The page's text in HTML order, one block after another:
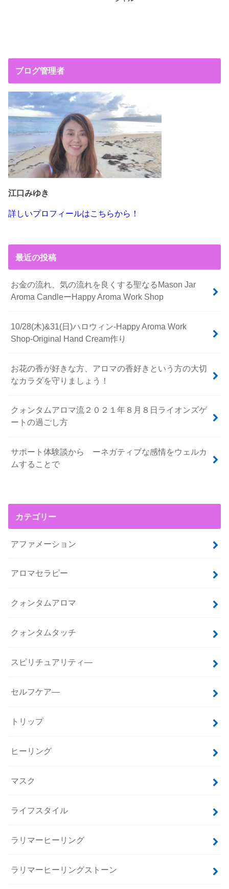
ブログ管理者
江口みゆき
詳しいプロフィールはこちらから！
最近の投稿
お金の流れ、気の流れを良くする聖なるMason Jar
Aroma CandleーHappy Aroma Work Shop
10/28(木)&31(日)ハロウィン-Happy Aroma Work
Shop-Original Hand Cream作り
お花の香が好きな方、アロマの香好きという方の大切
なカラダを守りましょう！
クォンタムアロマ流２０２１年８月８日ライオンズゲ
ートの過ごし方
サポート体験談から ーネガティブな感情をウェルカ
ムすることで
カテゴリー
アファメーション
アロマセラピー
クォンタムアロマ
クォンタムタッチ
スピリチュアリティ―
セルフケア―
トリップ
ヒーリング
マスク
ライフスタイル
ラリマーヒーリング
ラリマーヒーリングストーン